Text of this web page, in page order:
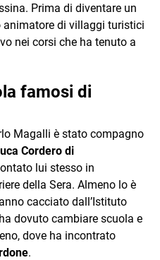
Prima di diventare un
animatore di villaggi turistici
nei corsi che ha tenuto a
famosi di
Magalli è stato compagno
Cordero di
lui stesso in
della Sera. Almeno lo è
cacciato dall’Istituto
dovuto cambiare scuola e
dove ha incontrato
.